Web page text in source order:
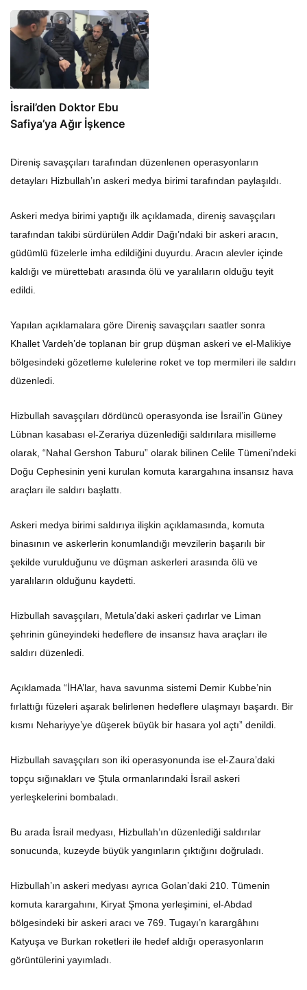
İsrail’den Doktor Ebu
Safiya’ya Ağır İşkence
Direniş savaşçıları tarafından düzenlenen operasyonların
detayları Hizbullah’ın askeri medya birimi tarafından paylaşıldı.
Askeri medya birimi yaptığı ilk açıklamada, direniş savaşçıları
tarafından takibi sürdürülen Addir Dağı’ndaki bir askeri aracın,
güdümlü füzelerle imha edildiğini duyurdu. Aracın alevler içinde
kaldığı ve mürettebatı arasında ölü ve yaralıların olduğu teyit
edildi.
Yapılan açıklamalara göre Direniş savaşçıları saatler sonra
Khallet Vardeh’de toplanan bir grup düşman askeri ve el-Malikiye
bölgesindeki gözetleme kulelerine roket ve top mermileri ile saldırı
düzenledi.
Hizbullah savaşçıları dördüncü operasyonda ise İsrail’in Güney
Lübnan kasabası el-Zerariya düzenlediği saldırılara misilleme
olarak, “Nahal Gershon Taburu” olarak bilinen Celile Tümeni’ndeki
Doğu Cephesinin yeni kurulan komuta karargahına insansız hava
araçları ile saldırı başlattı.
Askeri medya birimi saldırıya ilişkin açıklamasında, komuta
binasının ve askerlerin konumlandığı mevzilerin başarılı bir
şekilde vurulduğunu ve düşman askerleri arasında ölü ve
yaralıların olduğunu kaydetti.
Hizbullah savaşçıları, Metula’daki askeri çadırlar ve Liman
şehrinin güneyindeki hedeflere de insansız hava araçları ile
saldırı düzenledi.
Açıklamada “İHA’lar, hava savunma sistemi Demir Kubbe’nin
fırlattığı füzeleri aşarak belirlenen hedeflere ulaşmayı başardı. Bir
kısmı Nehariyye’ye düşerek büyük bir hasara yol açtı” denildi.
Hizbullah savaşçıları son iki operasyonunda ise el-Zaura’daki
topçu sığınakları ve Ştula ormanlarındaki İsrail askeri
yerleşkelerini bombaladı.
Bu arada İsrail medyası, Hizbullah’ın düzenlediği saldırılar
sonucunda, kuzeyde büyük yangınların çıktığını doğruladı.
Hizbullah’ın askeri medyası ayrıca Golan’daki 210. Tümenin
komuta karargahını, Kiryat Şmona yerleşimini, el-Abdad
bölgesindeki bir askeri aracı ve 769. Tugayı’n karargâhını
Katyuşa ve Burkan roketleri ile hedef aldığı operasyonların
görüntülerini yayımladı.